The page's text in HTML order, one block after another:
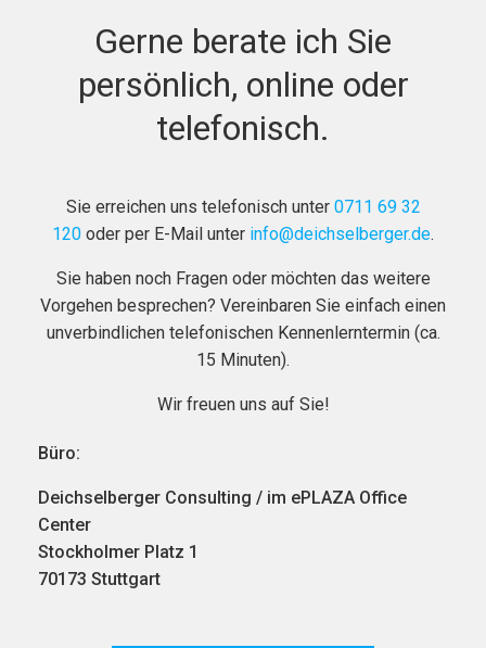
Gerne berate ich Sie
persönlich, online oder
telefonisch.
Sie erreichen uns telefonisch unter 0711 69 32
120 oder per E-Mail unter info@deichselberger.de.
Sie haben noch Fragen oder möchten das weitere
Vorgehen besprechen? Vereinbaren Sie einfach einen
unverbindlichen telefonischen Kennenlerntermin (ca.
15 Minuten).
Wir freuen uns auf Sie!
Büro:
Deichselberger Consulting / im ePLAZA Office
Center
Stockholmer Platz 1
70173 Stuttgart